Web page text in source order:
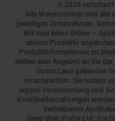
© 2026
Alle Warenzeichen und alle
jeweiligen Unternehmen.
Wir sind keine Online –
andere Produkte
Produktinformationen zu
stellen kein Angebot an Sie
Ihrem Land geltenden
verantwortlich. Sie nutzen
eigene Verantwortung und
Kreditkartenzahlungen
Vertreibende
Deep Web Portal Ltd. (t/a